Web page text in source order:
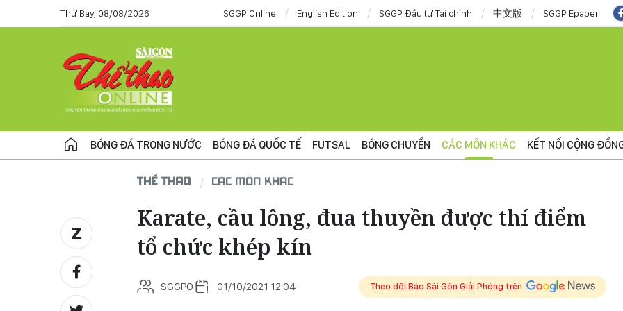
Thứ Bảy, 08/08/2026 SGGP Online English Edition SGGP Đầu tư Tài chính 中文版 SGGP Epaper
BÓNG ĐÁ TRONG NƯỚC BÓNG ĐÁ QUỐC TẾ FUTSAL BÓNG CHUYỀN CÁC MÔN KHÁC KẾT NỐI CỘNG
THỂ THAO CÁC MÔN KHÁC
Karate, cầu lông, đua thuyền được thí điểm
tổ chức khép kín
SGGPO 01/10/2021 12:04 Theo dõi Báo Sài Gòn Giải Phóng trên